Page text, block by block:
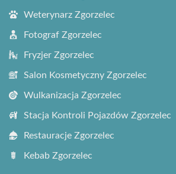
Weterynarz Zgorzelec
Fotograf Zgorzelec
Fryzjer Zgorzelec
Salon Kosmetyczny Zgorzelec
Wulkanizacja Zgorzelec
Stacja Kontroli Pojazdów Zgorzelec
Restauracje Zgorzelec
Kebab Zgorzelec